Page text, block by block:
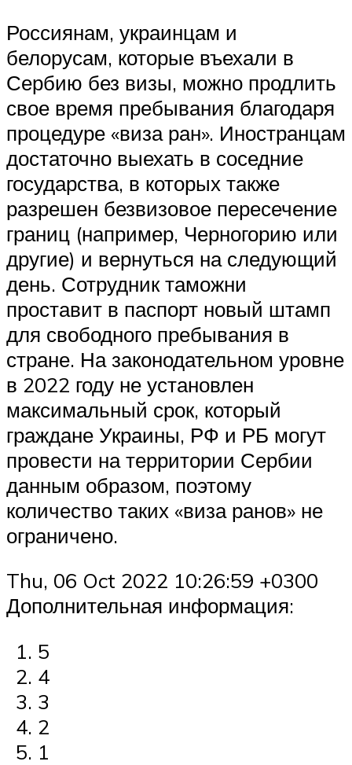
Россиянам, украинцам и
белорусам, которые въехали в
Сербию без визы, можно продлить
свое время пребывания благодаря
процедуре «виза ран». Иностранцам
достаточно выехать в соседние
государства, в которых также
разрешен безвизовое пересечение
границ (например, Черногорию или
другие) и вернуться на следующий
день. Сотрудник таможни
проставит в паспорт новый штамп
для свободного пребывания в
стране. На законодательном уровне
в 2022 году не установлен
максимальный срок, который
граждане Украины, РФ и РБ могут
провести на территории Сербии
данным образом, поэтому
количество таких «виза ранов» не
ограничено.
Thu, 06 Oct 2022 10:26:59 +0300
Дополнительная информация:
5
4
3
2
1